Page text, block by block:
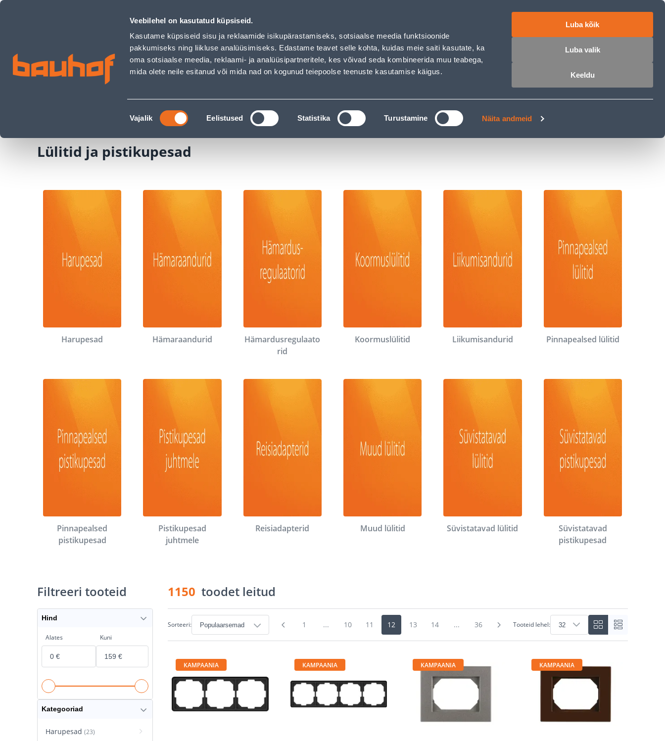
Veebilehel on kasutatud küpsiseid.
Kasutame küpsiseid sisu ja reklaamide isikupärastamiseks, sotsiaalse meedia funktsioonide
pakkumiseks ning liikluse analüüsimiseks. Edastame teavet selle kohta, kuidas meie saiti kasutate, ka
oma sotsiaalse meedia, reklaami- ja analüüsipartneritele, kes võivad seda kombineerida muu teabega,
mida olete neile esitanud või mida nad on kogunud teiepoolse teenuste kasutamise käigus.
Nõusoleku
valik
Vajalik Eelistused Statistika Turustamine Näita andmeid
Luba kõik
Luba valik
Keeldu
Lülitid ja pistikupesad - Bauhof has loaded ETRUEN
OTSI Logi sisse Ostukorv
TOOTED MEISTRIKLUBI BLOGI
Elekter ja valgustus Lülitid ja pistikupesad
Lülitid ja pistikupesad
Harupesad Hämaraandurid
Hämardusregulaato
rid
Koormuslülitid Liikumisandurid Pinnapealsed lülitid
Pinnapealsed
pistikupesad
Pistikupesad
juhtmele
Reisiadapterid Muud lülitid Süvistatavad lülitid
Süvistatavad
pistikupesad
1150 toodet leitud
Sorteeri: 1 ... 10 11 12 13 14 ... 36 Tooteid lehel:
KAMPAANIA KAMPAANIA KAMPAANIA KAMPAANIA
Filtreeri tooteid
Hind
Alates Kuni
Kategooriad
Harupesad (23)